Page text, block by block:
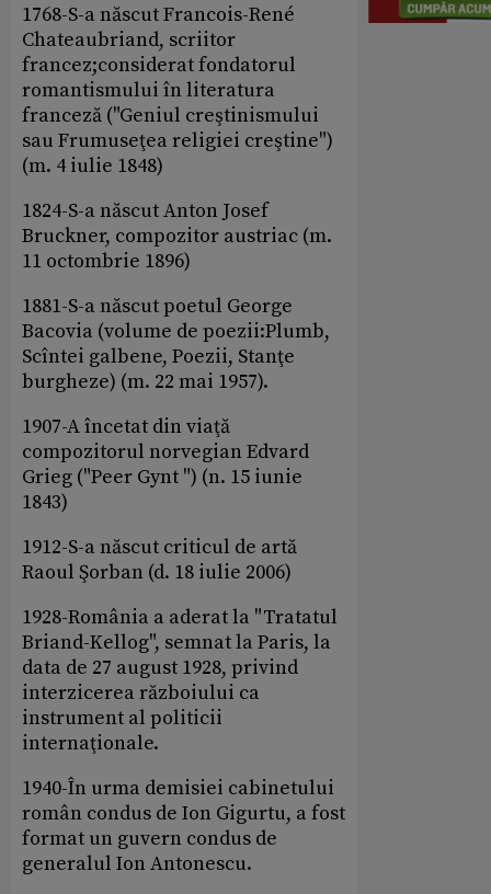
1768-S-a născut Francois-René
Chateaubriand, scriitor
francez;considerat fondatorul
romantismului în literatura
franceză ("Geniul creştinismului
sau Frumuseţea religiei creştine")
(m. 4 iulie 1848)
1824-S-a născut Anton Josef
Bruckner, compozitor austriac (m.
11 octombrie 1896)
1881-S-a născut poetul George
Bacovia (volume de poezii:Plumb,
Scîntei galbene, Poezii, Stanţe
burgheze) (m. 22 mai 1957).
1907-A încetat din viaţă
compozitorul norvegian Edvard
Grieg ("Peer Gynt ") (n. 15 iunie
1843)
1912-S-a născut criticul de artă
Raoul Şorban (d. 18 iulie 2006)
1928-România a aderat la "Tratatul
Briand-Kellog", semnat la Paris, la
data de 27 august 1928, privind
interzicerea războiului ca
instrument al politicii
internaţionale.
1940-În urma demisiei cabinetului
român condus de Ion Gigurtu, a fost
format un guvern condus de
generalul Ion Antonescu.